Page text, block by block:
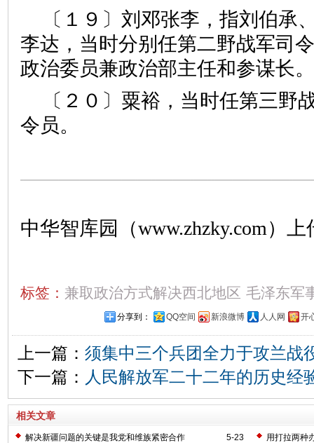
〔１９〕刘邓张李，指刘伯承
李达，当时分别任第二野战军司
政治委员兼政治部主任和参谋长。
〔２０〕粟裕，当时任第三野
令员。
中华智库园（www.zhzky.com）上
标签： 兼取政治方式解决西北地区 毛泽东军
分享到： QQ空间 新浪微博 人人网 开
上一篇： 须集中三个兵团全力于攻兰战
下一篇： 人民解放军二十二年的历史经
相关文章
5-23
解决新疆问题的关键是我党和维族紧密合作
用打拉两种